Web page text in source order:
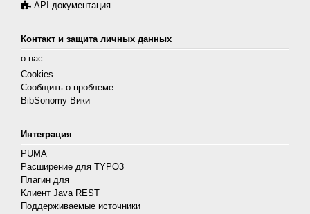
API-документация
Контакт и защита личных данных
о нас
Cookies
Сообщить о проблеме
BibSonomy Вики
Интеграция
PUMA
Расширение для TYPO3
Плагин для
Клиент Java REST
Поддерживаемые источники